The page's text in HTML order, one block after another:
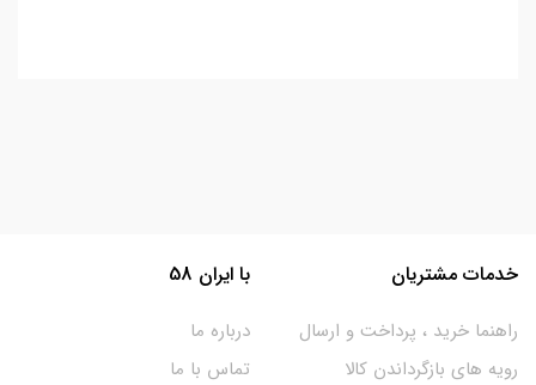
خدمات مشتریان
راهنما خرید ، پرداخت و ارسال
رویه های بازگرداندن کالا
با ایران 58
درباره ما
تماس با ما